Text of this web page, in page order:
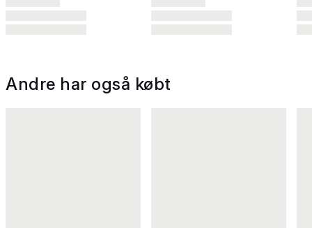
Andre har også købt